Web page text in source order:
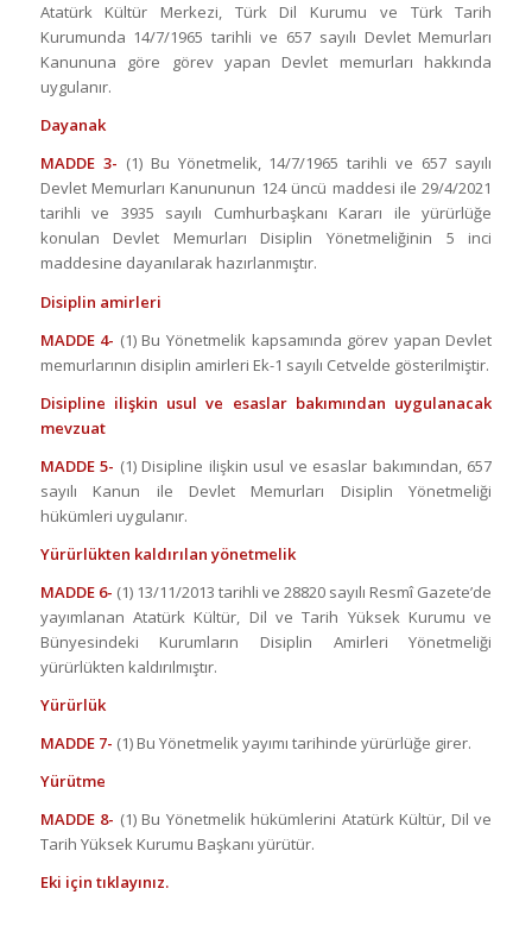
Atatürk Kültür Merkezi, Türk Dil Kurumu ve Türk Tarih
Kurumunda 14/7/1965 tarihli ve 657 sayılı Devlet Memurları
Kanununa göre görev yapan Devlet memurları hakkında
uygulanır.
Dayanak
MADDE 3- (1) Bu Yönetmelik, 14/7/1965 tarihli ve 657 sayılı
Devlet Memurları Kanununun 124 üncü maddesi ile 29/4/2021
tarihli ve 3935 sayılı Cumhurbaşkanı Kararı ile yürürlüğe
konulan Devlet Memurları Disiplin Yönetmeliğinin 5 inci
maddesine dayanılarak hazırlanmıştır.
Disiplin amirleri
MADDE 4- (1) Bu Yönetmelik kapsamında görev yapan Devlet
memurlarının disiplin amirleri Ek-1 sayılı Cetvelde gösterilmiştir.
Disipline ilişkin usul ve esaslar bakımından uygulanacak
mevzuat
MADDE 5- (1) Disipline ilişkin usul ve esaslar bakımından, 657
sayılı Kanun ile Devlet Memurları Disiplin Yönetmeliği
hükümleri uygulanır.
Yürürlükten kaldırılan yönetmelik
MADDE 6- (1) 13/11/2013 tarihli ve 28820 sayılı Resmî Gazete’de
yayımlanan Atatürk Kültür, Dil ve Tarih Yüksek Kurumu ve
Bünyesindeki Kurumların Disiplin Amirleri Yönetmeliği
yürürlükten kaldırılmıştır.
Yürürlük
MADDE 7- (1) Bu Yönetmelik yayımı tarihinde yürürlüğe girer.
Yürütme
MADDE 8- (1) Bu Yönetmelik hükümlerini Atatürk Kültür, Dil ve
Tarih Yüksek Kurumu Başkanı yürütür.
Eki için tıklayınız.